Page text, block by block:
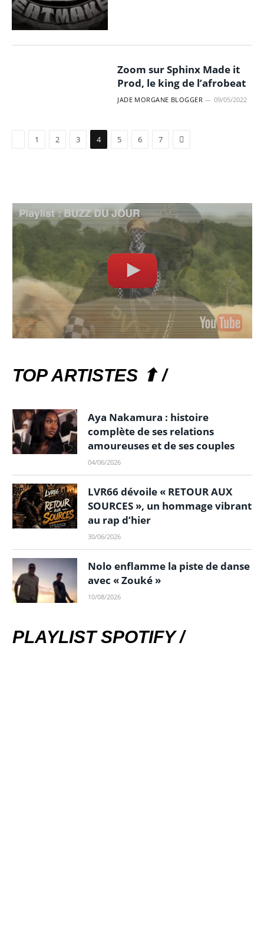
Zoom sur Sphinx Made it
Prod, le king de l’afrobeat
JADE MORGANE BLOGGER 09/05/2022
Précédent
1 2 3 4 5 6 7 Suivant
TOP ARTISTES ⬆ /
Aya Nakamura : histoire
complète de ses relations
amoureuses et de ses couples
04/06/2026
LVR66 dévoile « RETOUR AUX
SOURCES », un hommage vibrant
au rap d’hier
30/06/2026
Nolo enflamme la piste de danse
avec « Zouké »
10/08/2026
PLAYLIST SPOTIFY /